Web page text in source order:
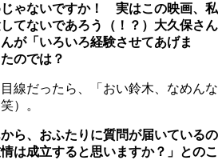
ゃないですか！ 実はこの映画、私
てないであろう（！？）大久保さん
が「いろいろ経験させてあげま
のでは？
線だったら、「おい鈴木、なめんな
）。
ら、おふたりに質問が届いているの
は成立すると思いますか？」とのこ